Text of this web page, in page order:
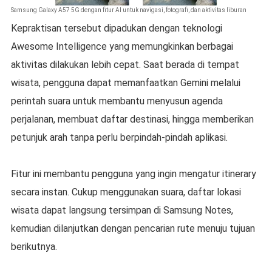
Samsung Galaxy A57 5G dengan fitur AI untuk navigasi, fotografi, dan aktivitas liburan
Kepraktisan tersebut dipadukan dengan teknologi
Awesome Intelligence yang memungkinkan berbagai
aktivitas dilakukan lebih cepat. Saat berada di tempat
wisata, pengguna dapat memanfaatkan Gemini melalui
perintah suara untuk membantu menyusun agenda
perjalanan, membuat daftar destinasi, hingga memberikan
petunjuk arah tanpa perlu berpindah-pindah aplikasi.
Fitur ini membantu pengguna yang ingin mengatur itinerary
secara instan. Cukup menggunakan suara, daftar lokasi
wisata dapat langsung tersimpan di Samsung Notes,
kemudian dilanjutkan dengan pencarian rute menuju tujuan
berikutnya.